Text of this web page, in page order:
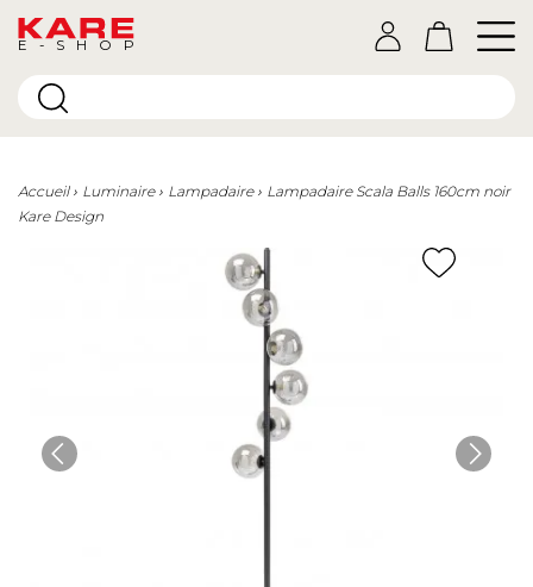
E-SHOP
Accueil Luminaire Lampadaire
Lampadaire Scala Balls 160cm noir
Kare Design